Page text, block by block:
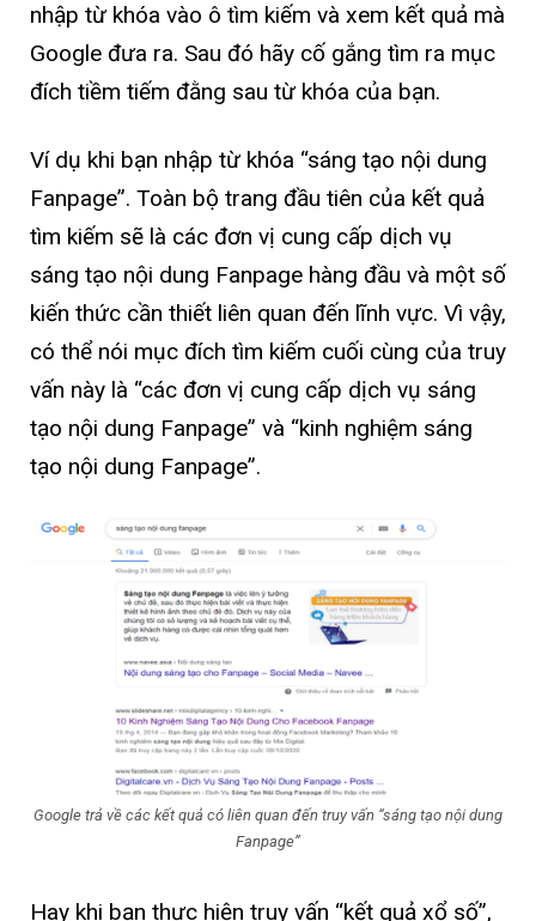
nhập từ khóa vào ô tìm kiếm và xem kết quả mà
Google đưa ra. Sau đó hãy cố gắng tìm ra mục
đích tiềm tiếm đằng sau từ khóa của bạn.
Ví dụ khi bạn nhập từ khóa “sáng tạo nội dung
Fanpage”. Toàn bộ trang đầu tiên của kết quả
tìm kiếm sẽ là các đơn vị cung cấp dịch vụ
sáng tạo nội dung Fanpage hàng đầu và một số
kiến thức cần thiết liên quan đến lĩnh vực. Vì vậy,
có thể nói mục đích tìm kiếm cuối cùng của truy
vấn này là “các đơn vị cung cấp dịch vụ sáng
tạo nội dung Fanpage” và “kinh nghiệm sáng
tạo nội dung Fanpage”.
Google trả về các kết quả có liên quan đến truy vấn “sáng tạo nội dung
Fanpage”
Hay khi bạn thực hiện truy vấn “kết quả xổ số”,